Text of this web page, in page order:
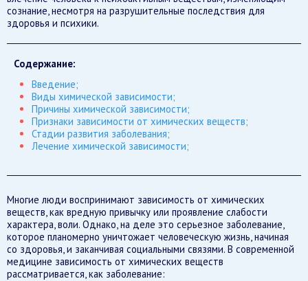
сознание, несмотря на разрушительные последствия для
здоровья и психики.
Содержание:
Введение;
Виды химической зависимости;
Причины химической зависимости;
Признаки зависимости от химических веществ;
Стадии развития заболевания;
Лечение химической зависимости;
Многие люди воспринимают зависимость от химических
веществ, как вредную привычку или проявление слабости
характера, воли. Однако, на деле это серьезное заболевание,
которое планомерно уничтожает человеческую жизнь, начиная
со здоровья, и заканчивая социальными связями. В современной
медицине зависимость от химических веществ
рассматривается, как заболевание: